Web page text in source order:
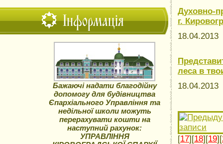
Інформація
Бажаючі надати благодійну
допомогу для будівництва
Єпархіального Управління та
недільної школи можуть
перерахувати кошти на
наступний рахунок:
УПРАВЛІННЯ
Духовно-
г.
18.04.2013
леса в
18.04.2013
[17][18][19][